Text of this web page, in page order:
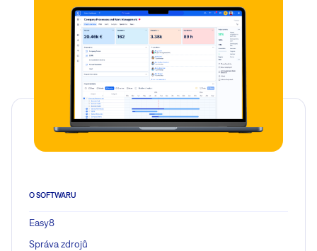
O SOFTWARU
Easy8
Správa zdrojů